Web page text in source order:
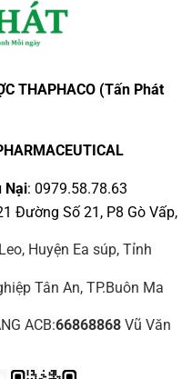
THAPHACO (Tấn Phát
Nại: 0979.58.78.63
Đường Số 21, P8 Gò Vấp,
Huyện Ea súp, Tỉnh
Tân An, TP.Buôn Ma
ACB:66868868Vũ Văn